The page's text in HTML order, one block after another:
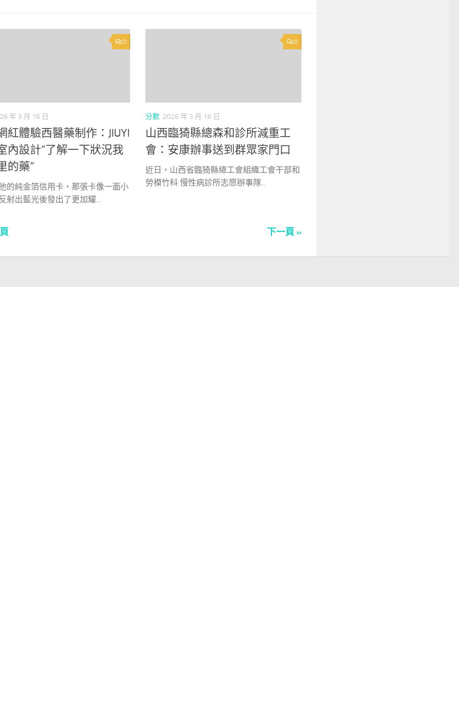
0
年 3 月 16 日
紅體驗西醫藥制作：JIUYI
內設計“了解一下狀況我
的藥”
的純金箔信用卡，那張卡像一面小
射出藍光後發出了更加耀...
0
分數 2026 年 3 月 16 日
山西臨猗縣總森和診所減重工
會：安康辦事送到群眾家門口
近日，山西省臨猗縣總工會組織工會干部和
勞模竹科 慢性病診所志愿辦事隊...
下一頁 »